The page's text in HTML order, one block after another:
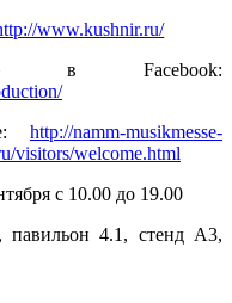
www.kushnir.ru/
в Facebook:
http://namm-musikmesse-
visitors/welcome.html
с 10.00 до 19.00
4.1, стенд А3,